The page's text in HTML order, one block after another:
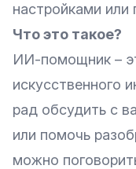
настройками или
Что это такое?
ИИ-помощник –
искусственного
рад обсудить с
или помочь
можно